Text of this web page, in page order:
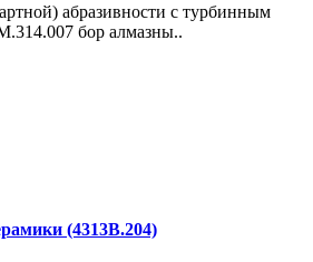
абразивности с турбинным
бор алмазны..
(4313B.204)